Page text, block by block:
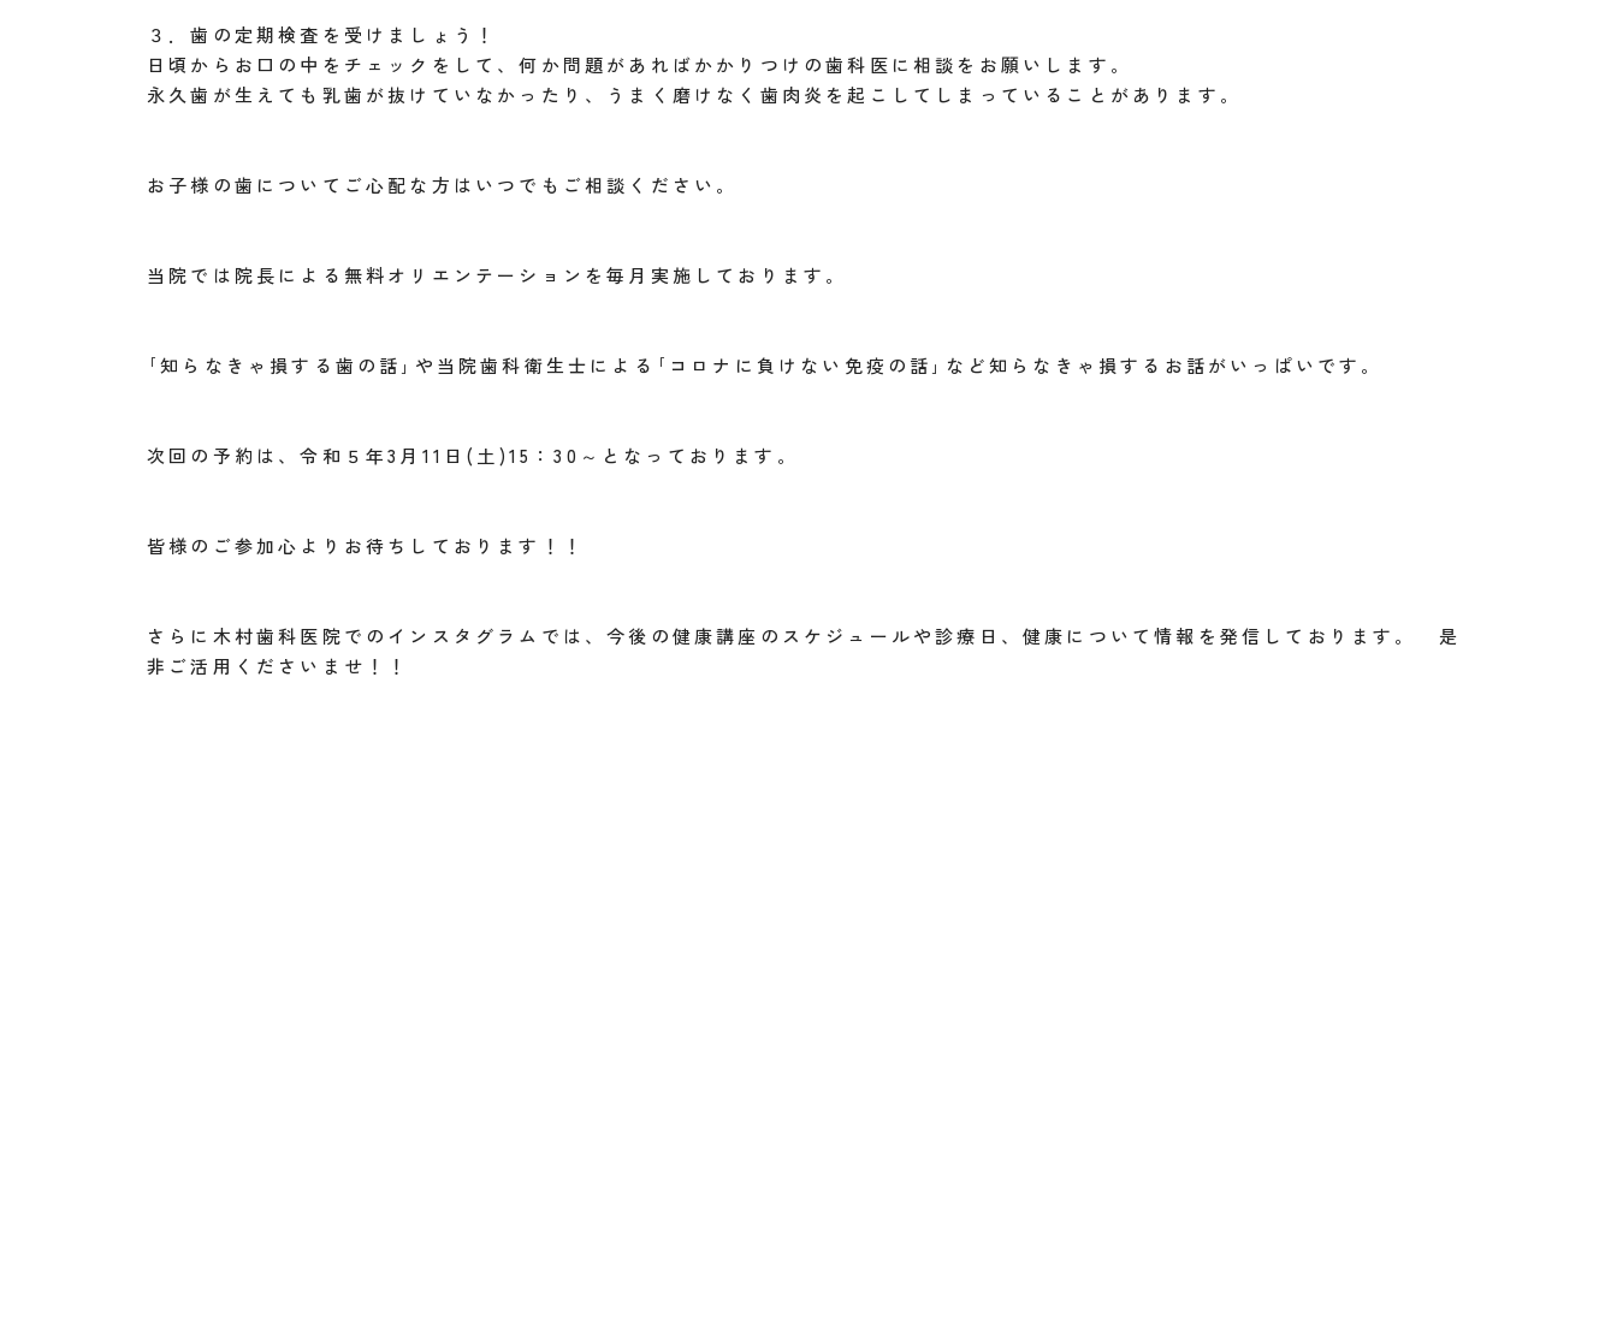
３．歯の定期検査を受けましょう！
日頃からお口の中をチェックをして、何か問題があればかかりつけの歯科医に相談をお願いします。
永久歯が生えても乳歯が抜けていなかったり、うまく磨けなく歯肉炎を起こしてしまっていることがあります。
お子様の歯についてご心配な方はいつでもご相談ください。
当院では院長による無料オリエンテーションを毎月実施しております。
｢知らなきゃ損する歯の話｣や当院歯科衛生士による｢コロナに負けない免疫の話｣など知らなきゃ損するお話がいっぱいです。
次回の予約は、令和５年3月11日(土)15：30～となっております。
皆様のご参加心よりお待ちしております！！
さらに木村歯科医院でのインスタグラムでは、今後の健康講座のスケジュールや診療日、健康について情報を発信しております。 是
非ご活用くださいませ！！